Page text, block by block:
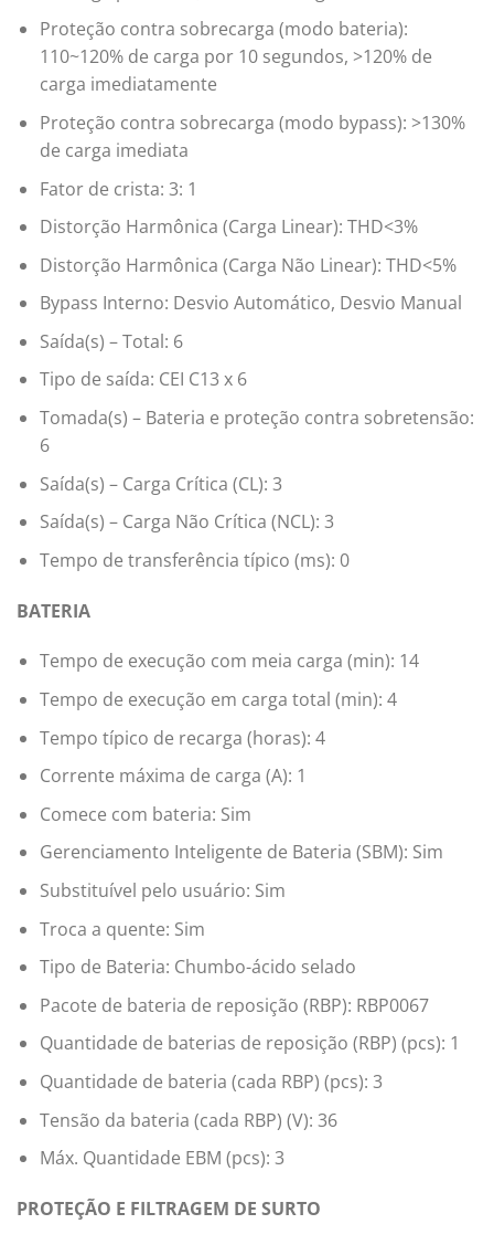
Proteção contra sobrecarga (modo bateria):
110~120% de carga por 10 segundos, >120% de
carga imediatamente
Proteção contra sobrecarga (modo bypass): >130%
de carga imediata
Fator de crista: 3: 1
Distorção Harmônica (Carga Linear): THD<3%
Distorção Harmônica (Carga Não Linear): THD<5%
Bypass Interno: Desvio Automático, Desvio Manual
Saída(s) – Total: 6
Tipo de saída: CEI C13 x 6
Tomada(s) – Bateria e proteção contra sobretensão:
6
Saída(s) – Carga Crítica (CL): 3
Saída(s) – Carga Não Crítica (NCL): 3
Tempo de transferência típico (ms): 0
BATERIA
Tempo de execução com meia carga (min): 14
Tempo de execução em carga total (min): 4
Tempo típico de recarga (horas): 4
Corrente máxima de carga (A): 1
Comece com bateria: Sim
Gerenciamento Inteligente de Bateria (SBM): Sim
Substituível pelo usuário: Sim
Troca a quente: Sim
Tipo de Bateria: Chumbo-ácido selado
Pacote de bateria de reposição (RBP): RBP0067
Quantidade de baterias de reposição (RBP) (pcs): 1
Quantidade de bateria (cada RBP) (pcs): 3
Tensão da bateria (cada RBP) (V): 36
Máx. Quantidade EBM (pcs): 3
PROTEÇÃO E FILTRAGEM DE SURTO